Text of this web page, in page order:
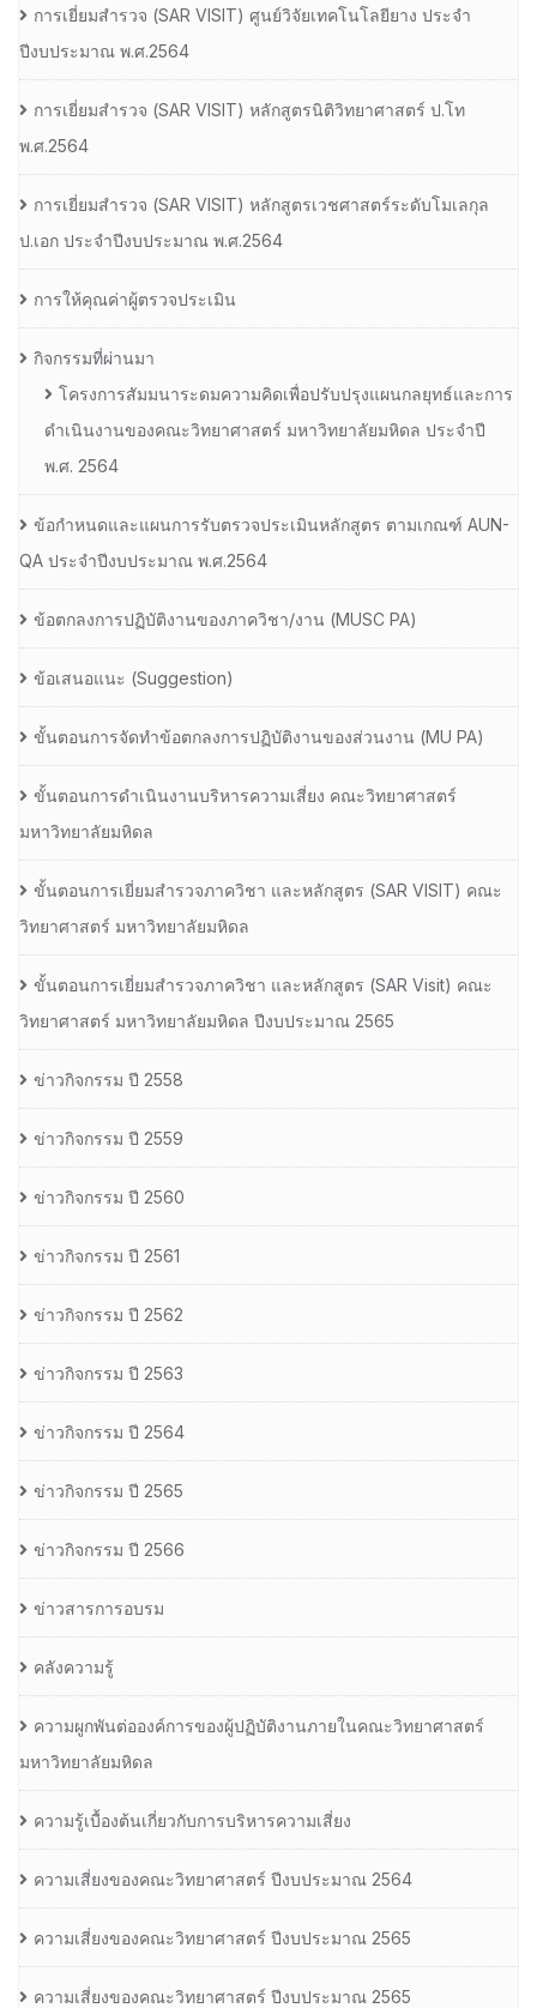
การเยี่ยมสํารวจ (SAR VISIT) ศูนย์วิจัยเทคโนโลยียาง ประจํา
ปีงบประมาณ พ.ศ.2564
การเยี่ยมสํารวจ (SAR VISIT) หลักสูตรนิติวิทยาศาสตร์ ป.โท
พ.ศ.2564
การเยี่ยมสํารวจ (SAR VISIT) หลักสูตรเวชศาสตร์ระดับโมเลกุล
ป.เอก ประจําปีงบประมาณ พ.ศ.2564
การให้คุณค่าผู้ตรวจประเมิน
กิจกรรมที่ผ่านมา
โครงการสัมมนาระดมความคิดเพื่อปรับปรุงแผนกลยุทธ์และการ
ดำเนินงานของคณะวิทยาศาสตร์ มหาวิทยาลัยมหิดล ประจำปี
พ.ศ. 2564
ข้อกำหนดและแผนการรับตรวจประเมินหลักสูตร ตามเกณฑ์ AUN-
QA ประจำปีงบประมาณ พ.ศ.2564
ข้อตกลงการปฏิบัติงานของภาควิชา/งาน (MUSC PA)
ข้อเสนอแนะ (Suggestion)
ขั้นตอนการจัดทำข้อตกลงการปฏิบัติงานของส่วนงาน (MU PA)
ขั้นตอนการดำเนินงานบริหารความเสี่ยง คณะวิทยาศาสตร์
มหาวิทยาลัยมหิดล
ขั้นตอนการเยี่ยมสำรวจภาควิชา และหลักสูตร (SAR VISIT) คณะ
วิทยาศาสตร์ มหาวิทยาลัยมหิดล
ขั้นตอนการเยี่ยมสำรวจภาควิชา และหลักสูตร (SAR Visit) คณะ
วิทยาศาสตร์ มหาวิทยาลัยมหิดล ปีงบประมาณ 2565
ข่าวกิจกรรม ปี 2558
ข่าวกิจกรรม ปี 2559
ข่าวกิจกรรม ปี 2560
ข่าวกิจกรรม ปี 2561
ข่าวกิจกรรม ปี 2562
ข่าวกิจกรรม ปี 2563
ข่าวกิจกรรม ปี 2564
ข่าวกิจกรรม ปี 2565
ข่าวกิจกรรม ปี 2566
ข่าวสารการอบรม
คลังความรู้
ความผูกพันต่อองค์การของผู้ปฏิบัติงานภายในคณะวิทยาศาสตร์
มหาวิทยาลัยมหิดล
ความรู้เบื้องต้นเกี่ยวกับการบริหารความเสี่ยง
ความเสี่ยงของคณะวิทยาศาสตร์ ปีงบประมาณ 2564
ความเสี่ยงของคณะวิทยาศาสตร์ ปีงบประมาณ 2565
ความเสี่ยงของคณะวิทยาศาสตร์ ปีงบประมาณ 2565